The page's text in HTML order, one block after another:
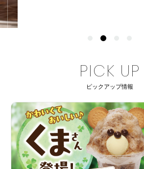
PICK UP
ピックアップ情報